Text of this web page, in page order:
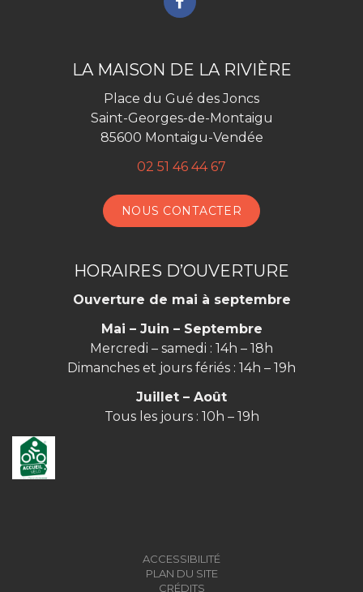
Lien
compte
Facebook
LA MAISON DE LA RIVIÈRE
Place du Gué des Joncs
Saint-Georges-de-Montaigu
85600 Montaigu-Vendée
02 51 46 44 67
NOUS CONTACTER
HORAIRES D’OUVERTURE
Ouverture de mai à septembre
Mai – Juin – Septembre
Mercredi – samedi : 14h – 18h
Dimanches et jours fériés : 14h – 19h
Juillet – Août
Tous les jours : 10h – 19h
ACCESSIBILITÉ
PLAN DU SITE
CRÉDITS